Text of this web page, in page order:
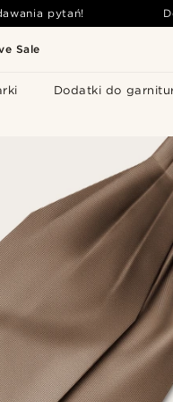
Sale
Dodatki do
pytań!